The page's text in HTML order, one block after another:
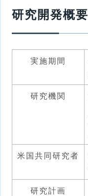
研究開発概要
実施期間
研究機関
米国共同研究者
研究計画